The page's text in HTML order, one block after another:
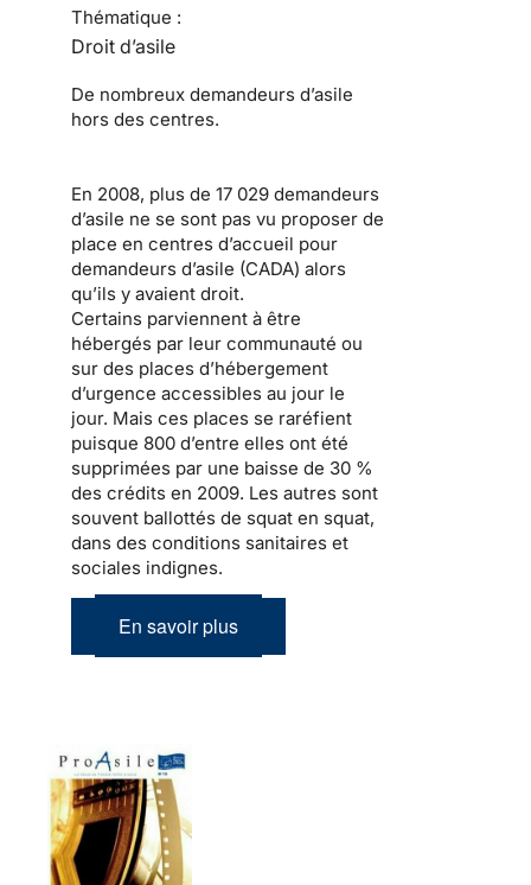
Thématique :
Droit d’asile
De nombreux demandeurs d’asile
hors des centres.
En 2008, plus de 17 029 demandeurs
d’asile ne se sont pas vu proposer de
place en centres d’accueil pour
demandeurs d’asile (CADA) alors
qu’ils y avaient droit.
Certains parviennent à être
hébergés par leur communauté ou
sur des places d’hébergement
d’urgence accessibles au jour le
jour. Mais ces places se raréfient
puisque 800 d’entre elles ont été
supprimées par une baisse de 30 %
des crédits en 2009. Les autres sont
souvent ballottés de squat en squat,
dans des conditions sanitaires et
sociales indignes.
En savoir plus